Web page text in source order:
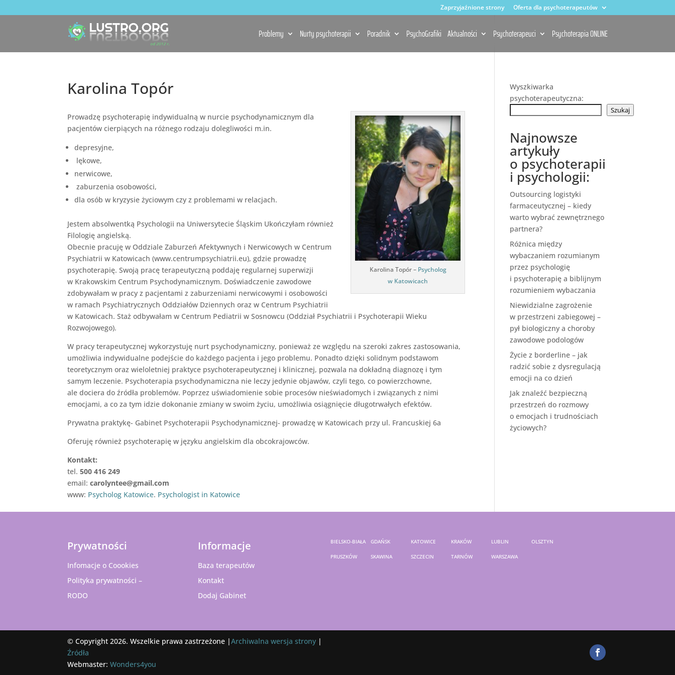
Zaprzyjaźnione strony Oferta dla psychoterapeutów
Problemy Nurty psychoterapii Poradnik PsychoGrafiki Aktualności Psychoterapeuci Psychoterapia ONLINE
Karolina Topór
Karolina Topór – Psycholog
w Katowicach
Prowadzę psychoterapię indywidualną w nurcie psychodynamicznym dla
pacjentów cierpiących na różnego rodzaju dolegliwości m.in.
depresyjne,
lękowe,
nerwicowe,
zaburzenia osobowości,
dla osób w kryzysie życiowym czy z problemami w relacjach.
Jestem absolwentką Psychologii na Uniwersytecie Śląskim Ukończyłam również
Filologię angielską.
Obecnie pracuję w Oddziale Zaburzeń Afektywnych i Nerwicowych w Centrum
Psychiatrii w Katowicach (www.centrumpsychiatrii.eu), gdzie prowadzę
psychoterapię. Swoją pracę terapeutyczną poddaję regularnej superwizji
w Krakowskim Centrum Psychodynamicznym. Doświadczenie zawodowe
zdobywałam w pracy z pacjentami z zaburzeniami nerwicowymi i osobowości
w ramach Psychiatrycznych Oddziałów Dziennych oraz w Centrum Psychiatrii
w Katowicach. Staż odbywałam w Centrum Pediatrii w Sosnowcu (Oddział Psychiatrii i Psychoterapii Wieku
Rozwojowego).
W pracy terapeutycznej wykorzystuję nurt psychodynamiczny, ponieważ ze względu na szeroki zakres zastosowania,
umożliwia indywidualne podejście do każdego pacjenta i jego problemu. Ponadto dzięki solidnym podstawom
teoretycznym oraz wieloletniej praktyce psychoterapeutycznej i klinicznej, pozwala na dokładną diagnozę i tym
samym leczenie. Psychoterapia psychodynamiczna nie leczy jedynie objawów, czyli tego, co powierzchowne,
ale dociera do źródła problemów. Poprzez uświadomienie sobie procesów nieświadomych i związanych z nimi
emocjami, a co za tym idzie dokonanie zmiany w swoim życiu, umożliwia osiągnięcie długotrwałych efektów.
Prywatna praktykę- Gabinet Psychoterapii Psychodynamicznej- prowadzę w Katowicach przy ul. Francuskiej 6a
Oferuję również psychoterapię w języku angielskim dla obcokrajowców.
Kontakt:
tel.500 416 249
email:carolyntee@gmail.com
www: Psycholog Katowice. Psychologist in Katowice
Wyszkiwarka
psychoterapeutyczna:
Szukaj
Najnowsze
artykuły
o psychoterapii
i psychologii:
Outsourcing logistyki
farmaceutycznej – kiedy
warto wybrać zewnętrznego
partnera?
Różnica między
wybaczaniem rozumianym
przez psychologię
i psychoterapię a biblijnym
rozumieniem wybaczania
Niewidzialne zagrożenie
w przestrzeni zabiegowej –
pył biologiczny a choroby
zawodowe podologów
Życie z borderline – jak
radzić sobie z dysregulacją
emocji na co dzień
Jak znaleźć bezpieczną
przestrzeń do rozmowy
o emocjach i trudnościach
życiowych?
Prywatności
Infomacje o Coookies
Polityka prywatności –
RODO
Informacje
Baza terapeutów
Kontakt
Dodaj Gabinet
BIELSKO-BIAŁA GDAŃSK KATOWICE KRAKÓW LUBLIN OLSZTYN
PRUSZKÓW SKAWINA SZCZECIN TARNÓW WARSZAWA
© Copyright 2026. Wszelkie prawa zastrzeżone |Archiwalna wersja strony |
Źródła
Webmaster:Wonders4you